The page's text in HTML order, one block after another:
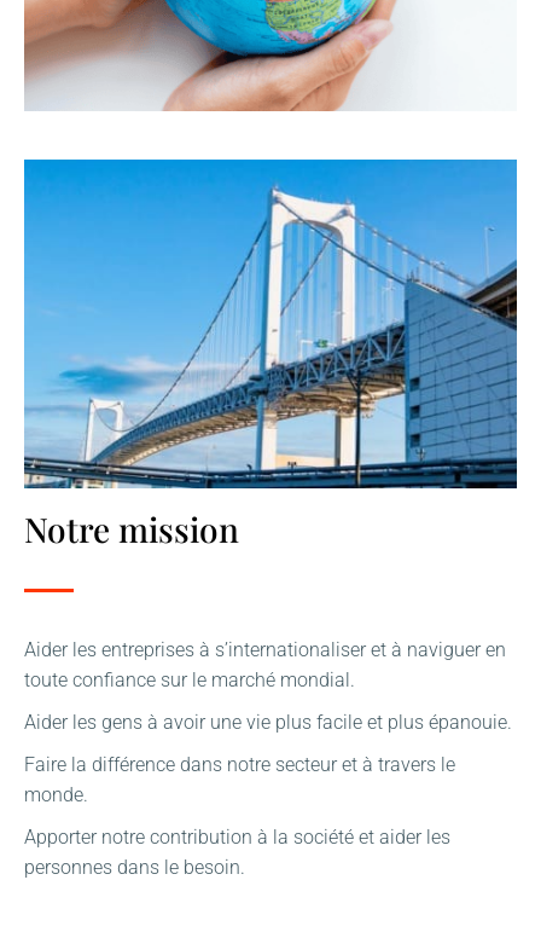
Notre mission
Aider les entreprises à s’internationaliser et à naviguer en
toute confiance sur le marché mondial.
Aider les gens à avoir une vie plus facile et plus épanouie.
Faire la différence dans notre secteur et à travers le
monde.
Apporter notre contribution à la société et aider les
personnes dans le besoin.